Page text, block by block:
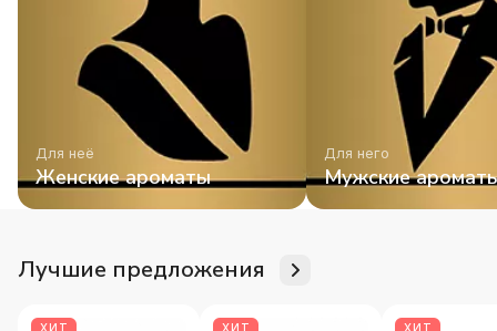
Для неё
Женские ароматы
Для него
Мужские
Лучшие предложения
ХИТ ХИТ ХИТ